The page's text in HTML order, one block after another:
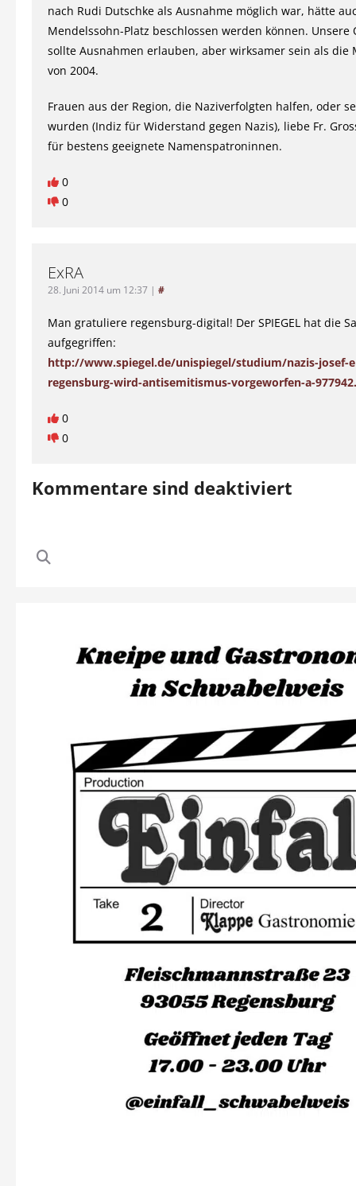
nach Rudi Dutschke als Ausnahme möglich war, hätte
Mendelssohn-Platz beschlossen werden können. Unsere
sollte Ausnahmen erlauben, aber wirksamer sein als die
von 2004.
Frauen aus der Region, die Naziverfolgten halfen, oder
wurden (Indiz für Widerstand gegen Nazis), liebe Fr.
für bestens geeignete Namenspatroninnen.
0
0
ExRA
28. Juni 2014 um 12:37 | #
Man gratuliere regensburg-digital! Der SPIEGEL hat die
aufgegriffen:
http://www.spiegel.de/unispiegel/studium/nazis-josef-
regensburg-wird-antisemitismus-vorgeworfen-a-
0
0
Kommentare sind deaktiviert